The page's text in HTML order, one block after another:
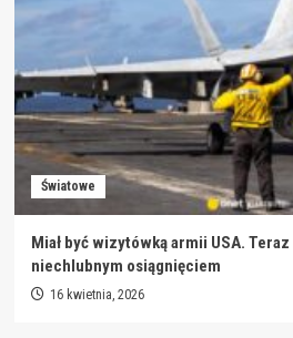
Światowe
Miał być wizytówką armii USA. Teraz
niechlubnym osiągnięciem
16 kwietnia, 2026